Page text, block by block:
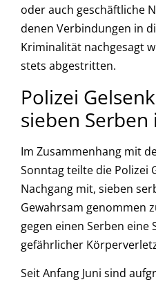
oder auch geschäftliche
denen Verbindungen in
Kriminalität nachgesagt
stets abgestritten.
Polizei
sieben
Im Zusammenhang mit
Sonntag teilte die Polizei
Nachgang mit, sieben
Gewahrsam genommen
gegen einen Serben eine
gefährlicher
Seit Anfang Juni sind